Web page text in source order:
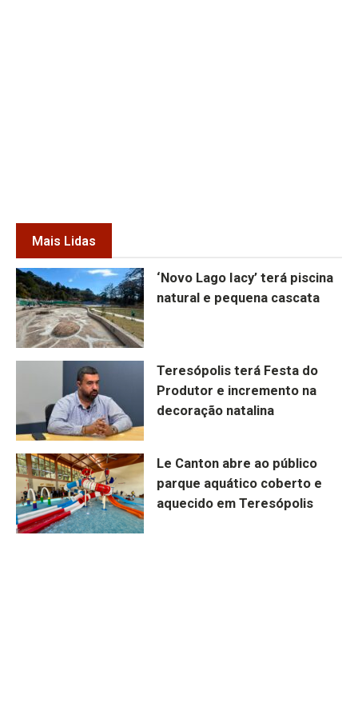
Mais Lidas
‘Novo Lago Iacy’ terá piscina
natural e pequena cascata
Teresópolis terá Festa do
Produtor e incremento na
decoração natalina
Le Canton abre ao público
parque aquático coberto e
aquecido em Teresópolis